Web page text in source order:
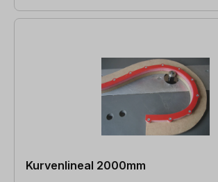
Kurvenlineal 2000mm